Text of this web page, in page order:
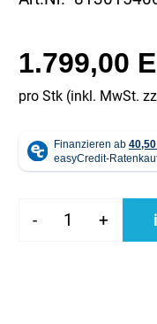
1.799,00
pro Stk (inkl. MwSt.
- +